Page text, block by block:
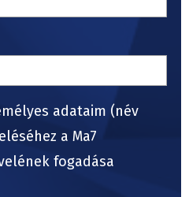
adataim (név
a Ma7
fogadása